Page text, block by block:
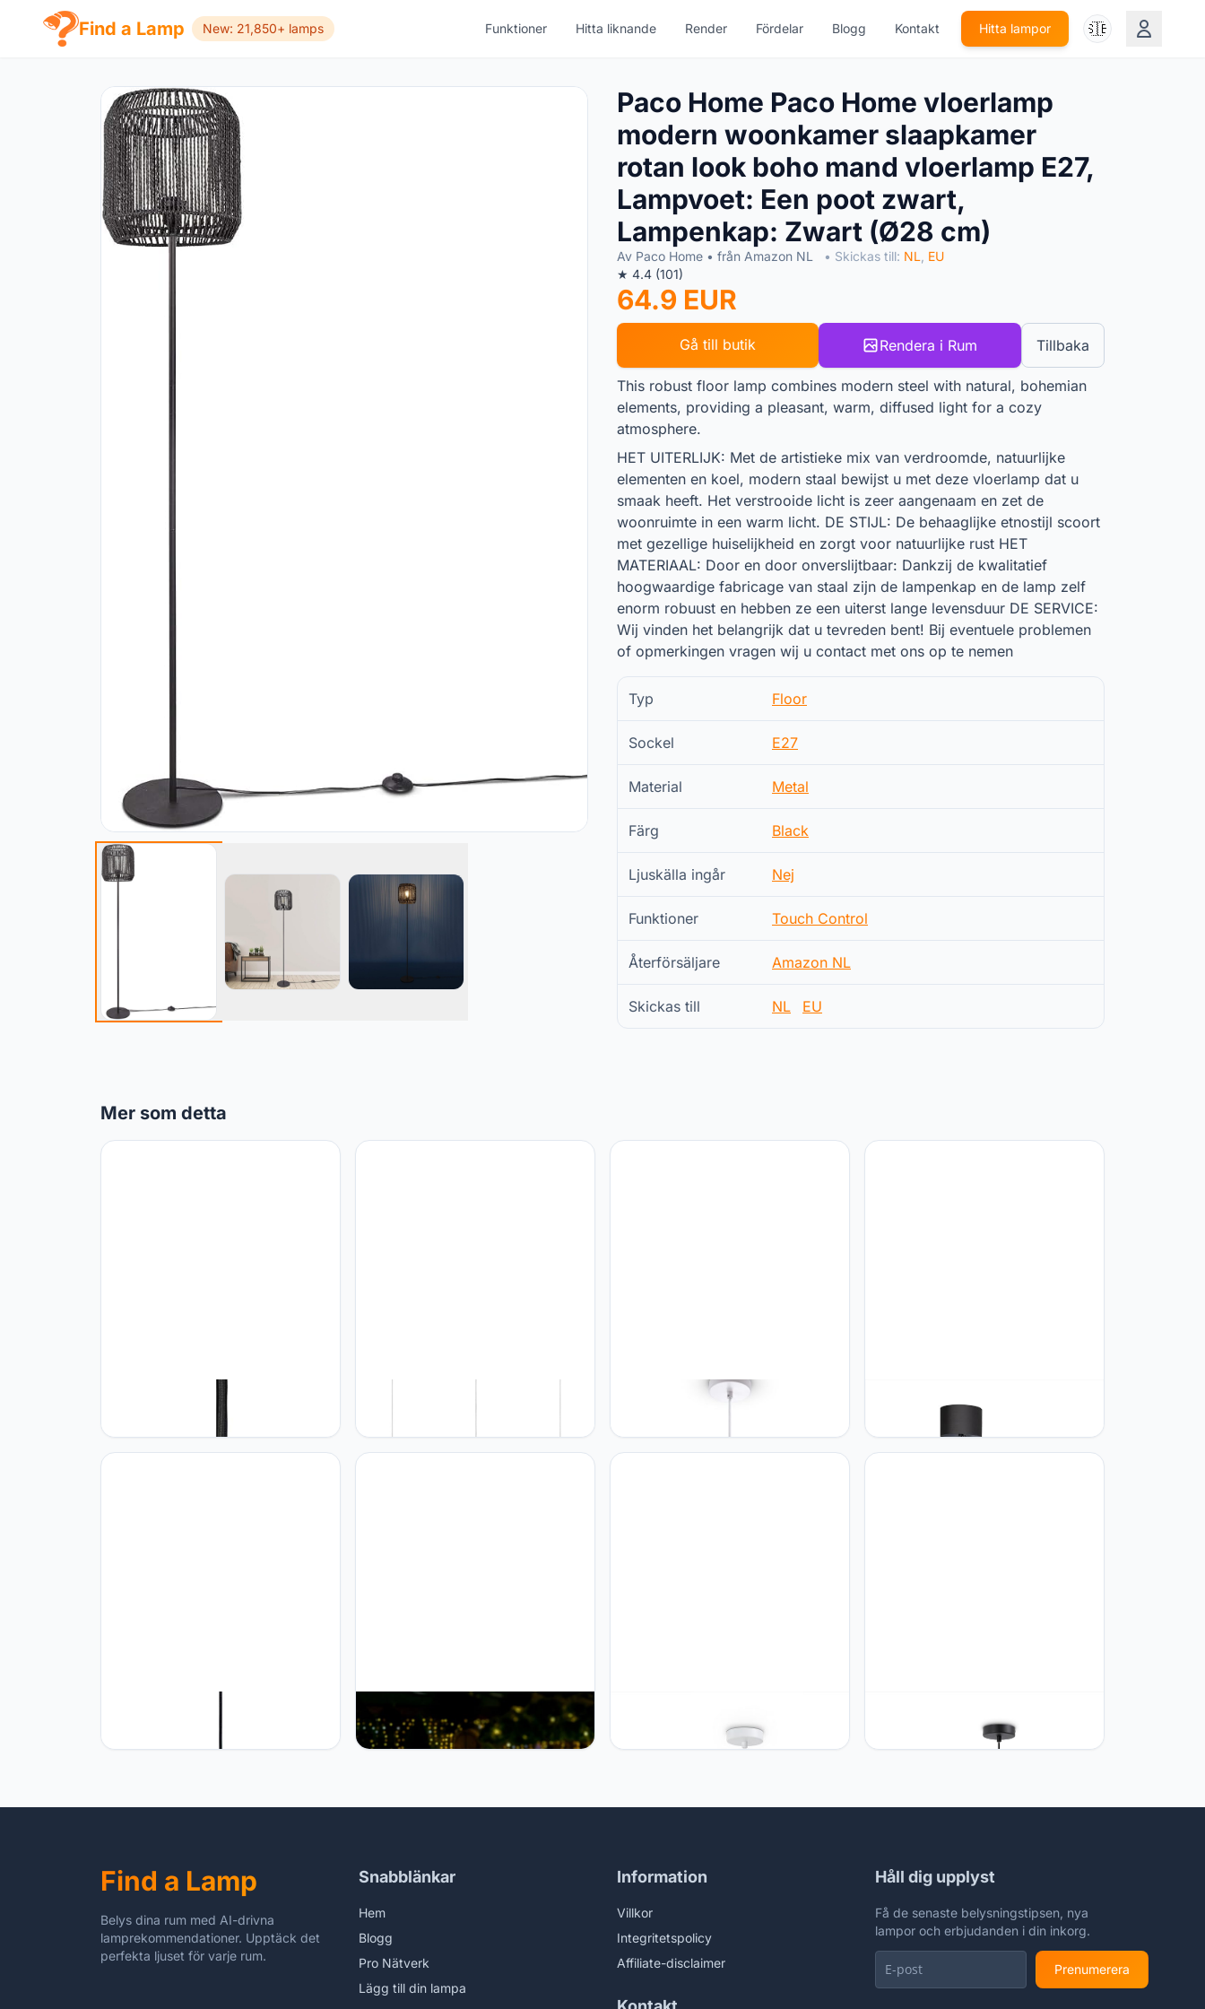
Find a Lamp New: 21,850+ lamps Funktioner Hitta liknande Render Fördelar Blogg Kontakt Hitta lampor 🇸🇪
Paco Home Paco Home vloerlamp
modern woonkamer slaapkamer
rotan look boho mand vloerlamp E27,
Lampvoet: Een poot zwart,
Lampenkap: Zwart (Ø28 cm)
Av Paco Home • från Amazon NL • Skickas till: NL EU
★ 4.4 (101)
64.9 EUR
Gå till butik Rendera i Rum Tillbaka
This robust floor lamp combines modern steel with natural, bohemian
elements, providing a pleasant, warm, diffused light for a cozy
atmosphere.
HET UITERLIJK: Met de artistieke mix van verdroomde, natuurlijke
elementen en koel, modern staal bewijst u met deze vloerlamp dat u
smaak heeft. Het verstrooide licht is zeer aangenaam en zet de
woonruimte in een warm licht. DE STIJL: De behaaglijke etnostijl scoort
met gezellige huiselijkheid en zorgt voor natuurlijke rust HET
MATERIAAL: Door en door onverslijtbaar: Dankzij de kwalitatief
hoogwaardige fabricage van staal zijn de lampenkap en de lamp zelf
enorm robuust en hebben ze een uiterst lange levensduur DE SERVICE:
Wij vinden het belangrijk dat u tevreden bent! Bij eventuele problemen
of opmerkingen vragen wij u contact met ons op te nemen
Typ Floor
Sockel E27
Material Metal
Färg Black
Ljuskälla ingår Nej
Funktioner Touch Control
Återförsäljare Amazon NL
Skickas till NL EU
Mer som detta
Paco Home Paco Home Woonkamer
Eetkamer Pendellamp Eettafel
Modern Hanglamp E27 Plafondlamp
Eetkamer Lamp E27 Rotan Papier,
Kleur:Wit (Ø28 + Ø30 + Ø33cm),
Paco Home Paco Home Pendellamp
Eettafellamp Hangend Kap 1,5m
Textielkabel E27 Industrieel,
Woonkamer Eetkamer Slaapkamer
Ronde Kap Van Stof Modern Stijlvol
Eettafellamp Scandinavisch 1,5m
Paco Home Paco Home Buitenlamp
Staande Lamp Tafellamp Buiten
Terras Tuin IP 54 Spatwaterdicht
hanglamp voor woonkamer,
eetkamer, ophanging, keuken,
Hanglamp Woonkamer Hanglamp
Eetkamer Hanglamp Keuken Kap
Find a Lamp
Belys dina rum med AI-drivna
lamprekommendationer. Upptäck det
perfekta ljuset för varje rum.
Snabblänkar
Hem
Blogg
Pro Nätverk
Lägg till din lampa
Information
Villkor
Integritetspolicy
Affiliate-disclaimer
Håll dig upplyst
Få de senaste belysningstipsen, nya
lampor och erbjudanden i din inkorg.
Prenumerera